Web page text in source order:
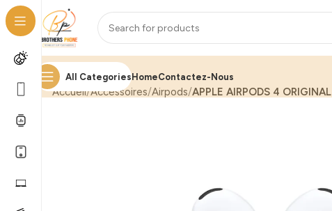
All CategoriesHomeContactez-Nous
Accueil Accessoires Airpods APPLE AIRPODS 4 ORIGINAL